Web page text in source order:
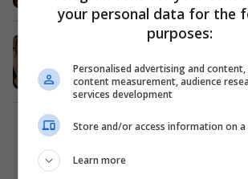
Varrosi flet për
dhe Encës
Po Flitet 22/04/2017
1
your personal data for the
purposes:
Personalised advertising and
content measurement, audience
services development
Store and/or access information on a
Learn more